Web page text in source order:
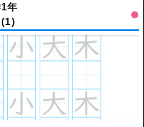
年
(1)